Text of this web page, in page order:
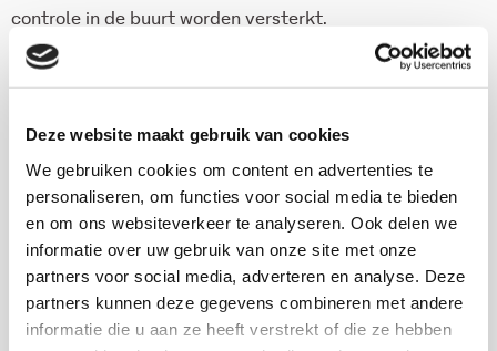
Deze website maakt gebruik van cookies
We gebruiken cookies om content en advertenties te
personaliseren, om functies voor social media te bieden
en om ons websiteverkeer te analyseren. Ook delen we
informatie over uw gebruik van onze site met onze
partners voor social media, adverteren en analyse. Deze
partners kunnen deze gegevens combineren met andere
informatie die u aan ze heeft verstrekt of die ze hebben
controle in de buurt worden versterkt.
Onderzoekers